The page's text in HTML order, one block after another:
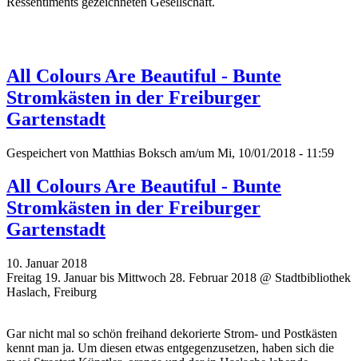
All Colours Are Beautiful - Bunte
Stromkästen in der Freiburger
Gartenstadt
Gespeichert von Matthias Boksch am/um Mi, 10/01/2018 - 11:59
All Colours Are Beautiful - Bunte
Stromkästen in der Freiburger
Gartenstadt
10. Januar 2018
Freitag 19. Januar bis Mittwoch 28. Februar 2018 @ Stadtbibliothek
Haslach, Freiburg
Gar nicht mal so schön freihand dekorierte Strom- und Postkästen
kennt man ja. Um diesen etwas entgegenzusetzen, haben sich die